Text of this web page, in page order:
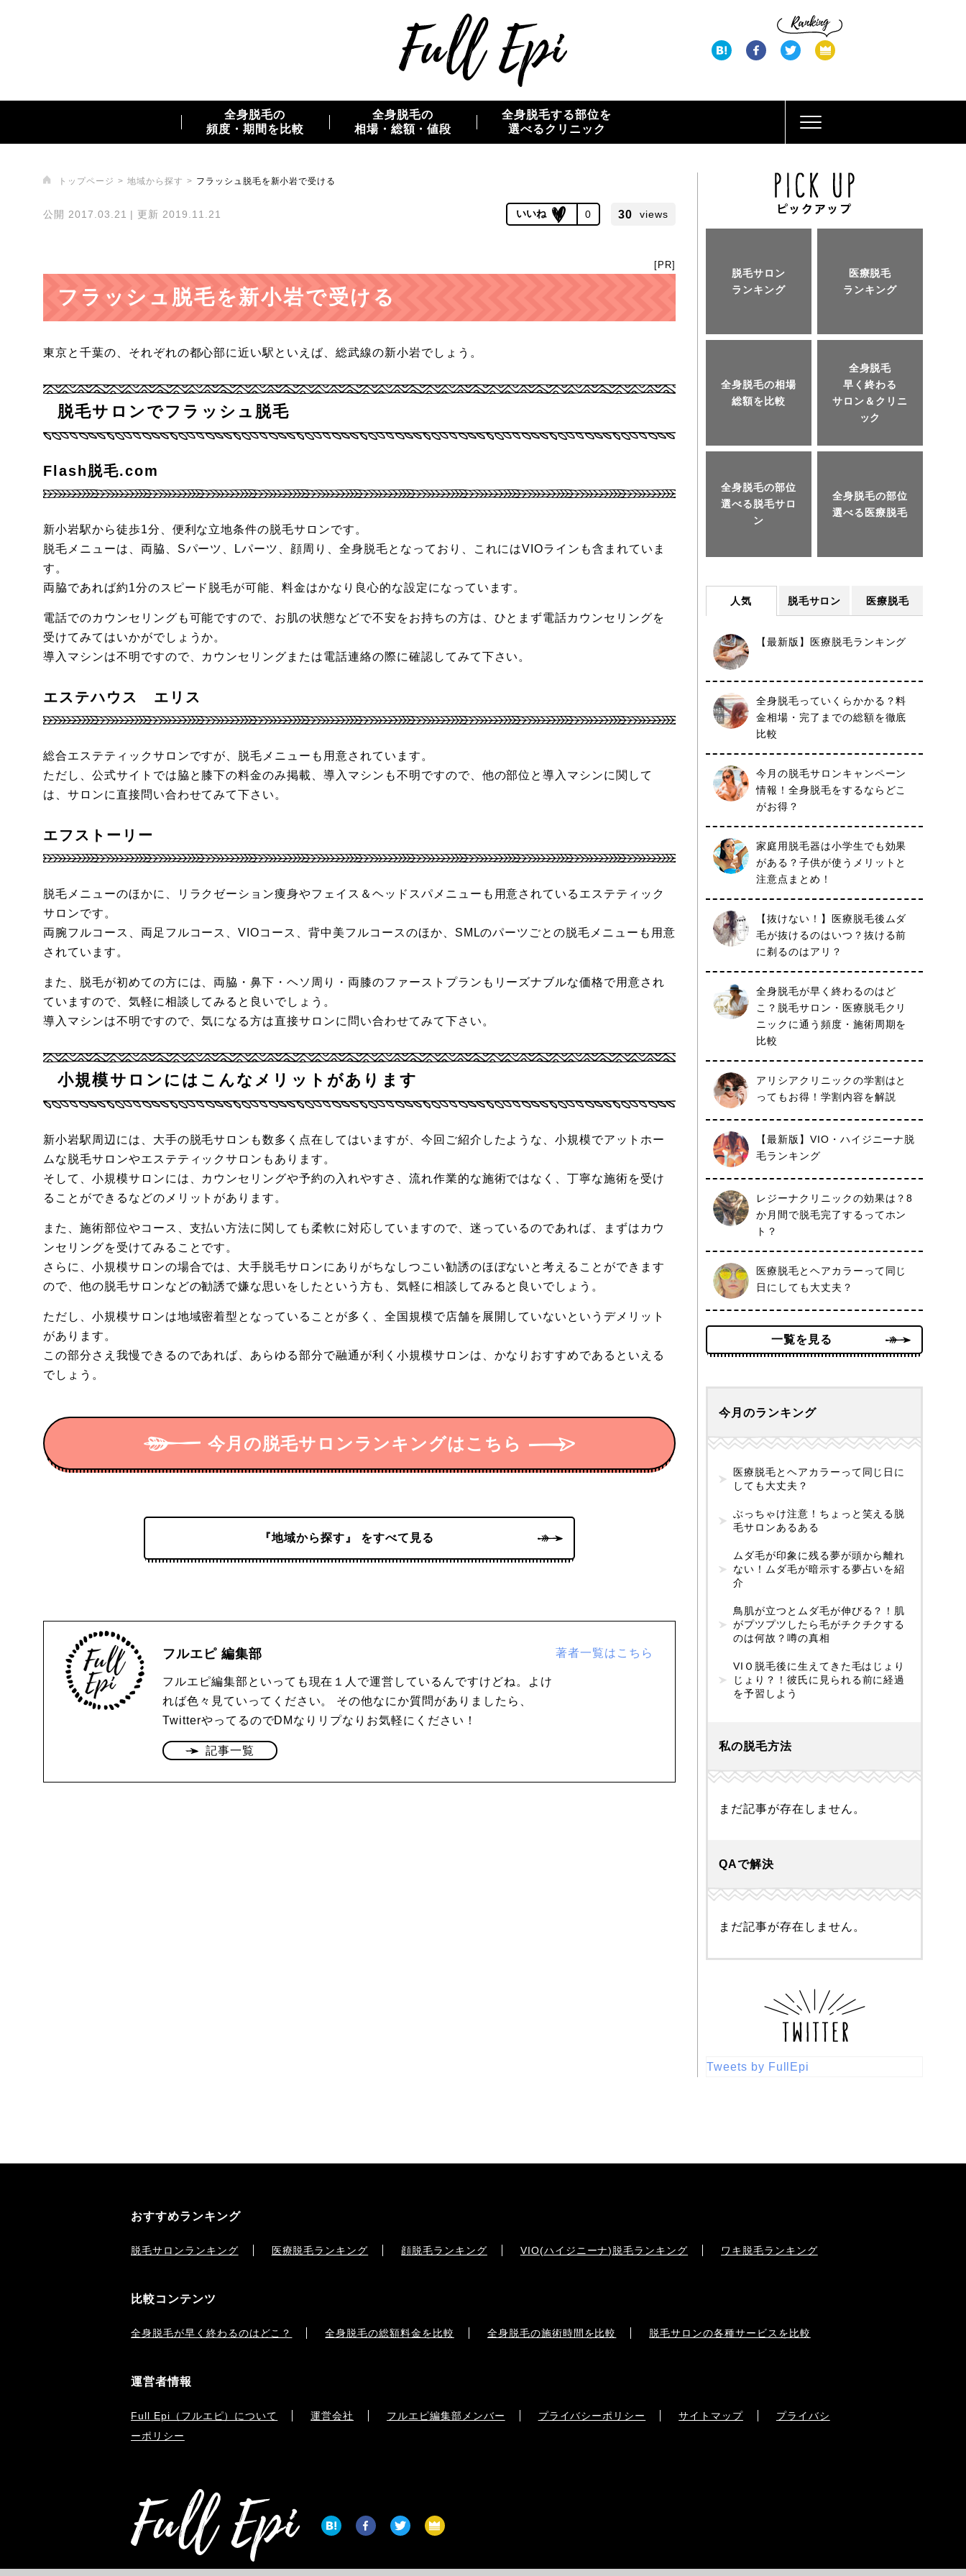
全身脱毛の
頻度・期間を比較
全身脱毛の
相場・総額・値段
全身脱毛する部位を
選べるクリニック
トップページ 地域から探す フラッシュ脱毛を新小岩で受ける
公開 2017.03.21 | 更新 2019.11.21 0 30 views
[PR]
フラッシュ脱毛を新小岩で受ける
東京と千葉の、それぞれの都心部に近い駅といえば、総武線の新小岩でしょう。
脱毛サロンでフラッシュ脱毛
Flash脱毛.com
新小岩駅から徒歩1分、便利な立地条件の脱毛サロンです。
脱毛メニューは、両脇、Sパーツ、Lパーツ、顔周り、全身脱毛となっており、これにはVIOラインも含まれていま
す。
両脇であれば約1分のスピード脱毛が可能、料金はかなり良心的な設定になっています。
電話でのカウンセリングも可能ですので、お肌の状態などで不安をお持ちの方は、ひとまず電話カウンセリングを
受けてみてはいかがでしょうか。
導入マシンは不明ですので、カウンセリングまたは電話連絡の際に確認してみて下さい。
エステハウス エリス
総合エステティックサロンですが、脱毛メニューも用意されています。
ただし、公式サイトでは脇と膝下の料金のみ掲載、導入マシンも不明ですので、他の部位と導入マシンに関して
は、サロンに直接問い合わせてみて下さい。
エフストーリー
脱毛メニューのほかに、リラクゼーション痩身やフェイス＆ヘッドスパメニューも用意されているエステティック
サロンです。
両腕フルコース、両足フルコース、VIOコース、背中美フルコースのほか、SMLのパーツごとの脱毛メニューも用意
されています。
また、脱毛が初めての方には、両脇・鼻下・ヘソ周り・両膝のファーストプランもリーズナブルな価格で用意され
ていますので、気軽に相談してみると良いでしょう。
導入マシンは不明ですので、気になる方は直接サロンに問い合わせてみて下さい。
小規模サロンにはこんなメリットがあります
新小岩駅周辺には、大手の脱毛サロンも数多く点在してはいますが、今回ご紹介したような、小規模でアットホー
ムな脱毛サロンやエステティックサロンもあります。
そして、小規模サロンには、カウンセリングや予約の入れやすさ、流れ作業的な施術ではなく、丁寧な施術を受け
ることができるなどのメリットがあります。
また、施術部位やコース、支払い方法に関しても柔軟に対応していますので、迷っているのであれば、まずはカウ
ンセリングを受けてみることです。
さらに、小規模サロンの場合では、大手脱毛サロンにありがちなしつこい勧誘のほぼないと考えることができます
ので、他の脱毛サロンなどの勧誘で嫌な思いをしたという方も、気軽に相談してみると良いでしょう。
ただし、小規模サロンは地域密着型となっていることが多く、全国規模で店舗を展開していないというデメリット
があります。
この部分さえ我慢できるのであれば、あらゆる部分で融通が利く小規模サロンは、かなりおすすめであるといえる
でしょう。
今月の脱毛サロンランキングはこちら
『地域から探す』 をすべて見る
フルエピ 編集部
フルエピ編集部といっても現在１人で運営しているんですけどね。よけ
れば色々見ていってください。 その他なにか質問がありましたら、
TwitterやってるのでDMなりリプなりお気軽にください！
記事一覧
著者一覧はこちら
脱毛サロン
ランキング
医療脱毛
ランキング
全身脱毛の相場
総額を比較
全身脱毛
早く終わる
サロン＆クリニ
ック
全身脱毛の部位
選べる脱毛サロ
ン
全身脱毛の部位
選べる医療脱毛
人気 脱毛サロン 医療脱毛
【最新版】医療脱毛ランキング
全身脱毛っていくらかかる？料
金相場・完了までの総額を徹底
比較
今月の脱毛サロンキャンペーン
情報！全身脱毛をするならどこ
がお得？
家庭用脱毛器は小学生でも効果
がある？子供が使うメリットと
注意点まとめ！
【抜けない！】医療脱毛後ムダ
毛が抜けるのはいつ？抜ける前
に剃るのはアリ？
全身脱毛が早く終わるのはど
こ？脱毛サロン・医療脱毛クリ
ニックに通う頻度・施術周期を
比較
アリシアクリニックの学割はと
ってもお得！学割内容を解説
【最新版】VIO・ハイジニーナ脱
毛ランキング
レジーナクリニックの効果は？8
か月間で脱毛完了するってホン
ト？
医療脱毛とヘアカラーって同じ
日にしても大丈夫？
一覧を見る
今月のランキング
医療脱毛とヘアカラーって同じ日に
しても大丈夫？
ぶっちゃけ注意！ちょっと笑える脱
毛サロンあるある
ムダ毛が印象に残る夢が頭から離れ
ない！ムダ毛が暗示する夢占いを紹
介
鳥肌が立つとムダ毛が伸びる？！肌
がプツプツしたら毛がチクチクする
のは何故？噂の真相
VIＯ脱毛後に生えてきた毛はじょり
じょり？！彼氏に見られる前に経過
を予習しよう
私の脱毛方法
まだ記事が存在しません。
QAで解決
まだ記事が存在しません。
Tweets by FullEpi
おすすめランキング
脱毛サロンランキング 医療脱毛ランキング 顔脱毛ランキング VIO(ハイジニーナ)脱毛ランキング ワキ脱毛ランキング
比較コンテンツ
全身脱毛が早く終わるのはどこ？ 全身脱毛の総額料金を比較 全身脱毛の施術時間を比較 脱毛サロンの各種サービスを比較
運営者情報
Full Epi（フルエピ）について 運営会社 フルエピ編集部メンバー プライバシーポリシー サイトマップ
プライバシ
ーポリシー